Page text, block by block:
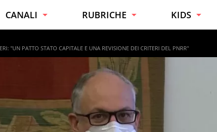
CANALI
NOTIZIE
INTRATTENIMENTO
SPETTACOLI E VIP
RUBRICHE
CURIOSITÀ
CONSIGLI
FAI DA TE
BUONO A SAPERSI
CUCINA
KIDS
TUTTE LE ETÀ
"UN PATTO STATO CAPITALE E UNA REVISIONE DEI CRITERI DEL PNRR"